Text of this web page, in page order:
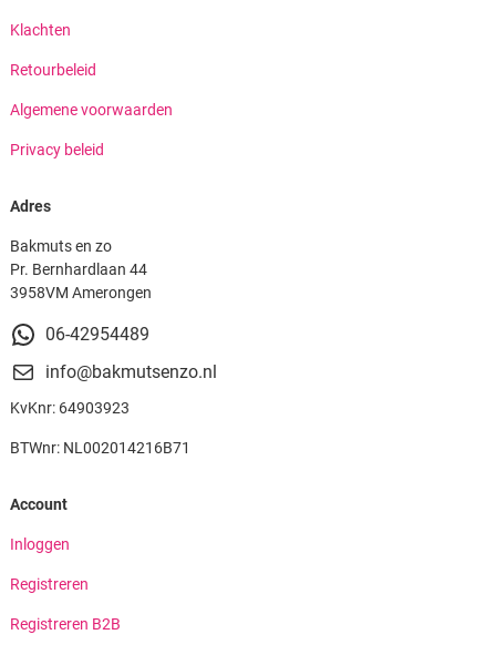
Klachten
Retourbeleid
Algemene voorwaarden
Privacy beleid
Adres
Bakmuts en zo
Pr. Bernhardlaan 44
3958VM Amerongen
06-42954489
info@bakmutsenzo.nl
KvKnr: 64903923
BTWnr: NL002014216B71
Account
Inloggen
Registreren
Registreren B2B